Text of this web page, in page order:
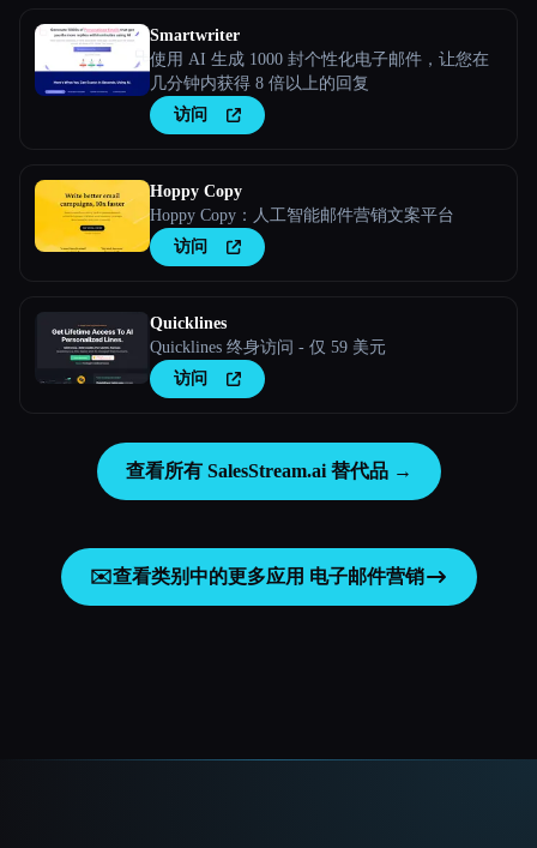
Smartwriter
使用 AI 生成 1000 封个性化电子邮件，让您在
几分钟内获得 8 倍以上的回复
访问
Hoppy Copy
Hoppy Copy：人工智能邮件营销文案平台
访问
Quicklines
Quicklines 终身访问 - 仅 59 美元
访问
查看所有 SalesStream.ai 替代品 →
✉️查看类别中的更多应用 电子邮件营销